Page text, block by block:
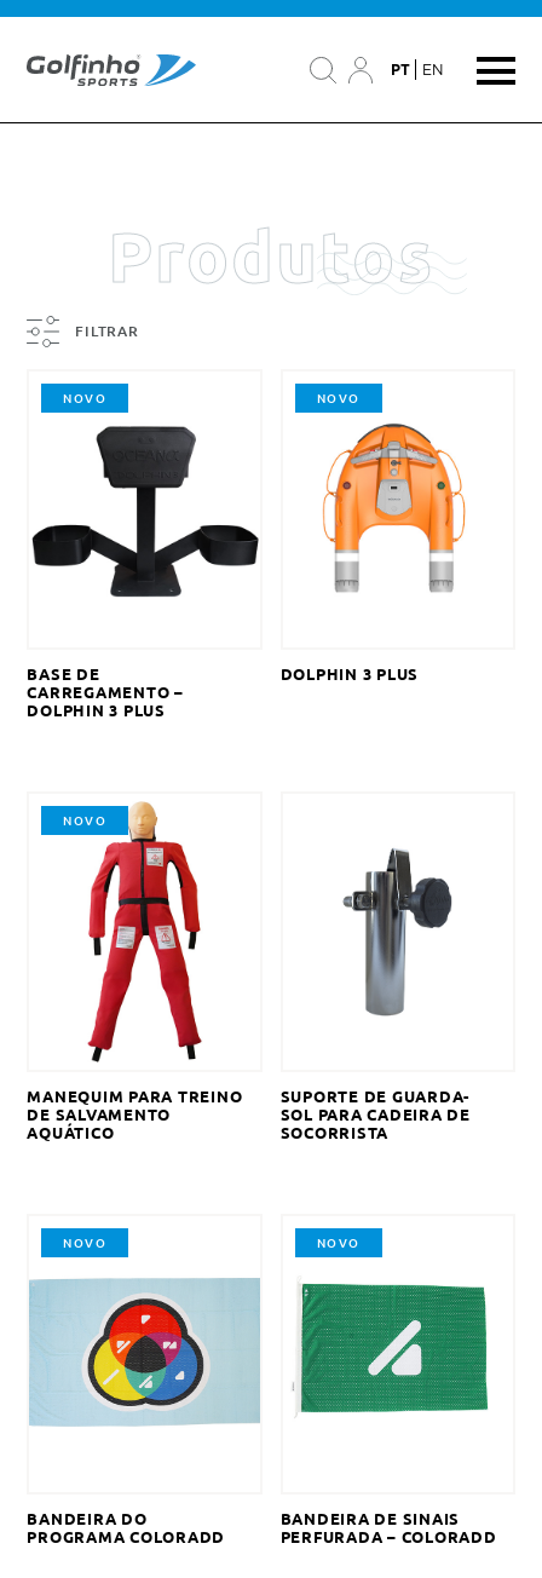
PT EN
Produtos
FILTRAR
NOVO
BASE DE
CARREGAMENTO –
DOLPHIN 3 PLUS
NOVO
DOLPHIN 3 PLUS
NOVO
MANEQUIM PARA TREINO
DE SALVAMENTO
AQUÁTICO
SUPORTE DE GUARDA-
SOL PARA CADEIRA DE
SOCORRISTA
NOVO
BANDEIRA DO
PROGRAMA COLORADD
NOVO
BANDEIRA DE SINAIS
PERFURADA – COLORADD